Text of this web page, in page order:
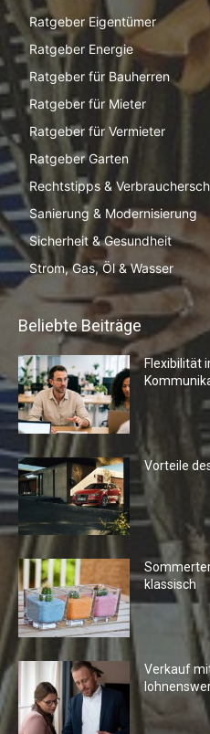
Ratgeber Eigentümer
Ratgeber Energie
Ratgeber für Bauherren
Ratgeber für Mieter
Ratgeber für Vermieter
Ratgeber Garten
Rechtstipps &
Sanierung & Modernisierung
Sicherheit & Gesundheit
Strom, Gas, Öl & Wasser
Beliebte Beiträge
Flexibilität
Vorteile
klassisch
Verkauf